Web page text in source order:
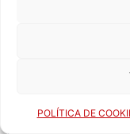
POLÍTICA DE
TEMPORADA 2003-